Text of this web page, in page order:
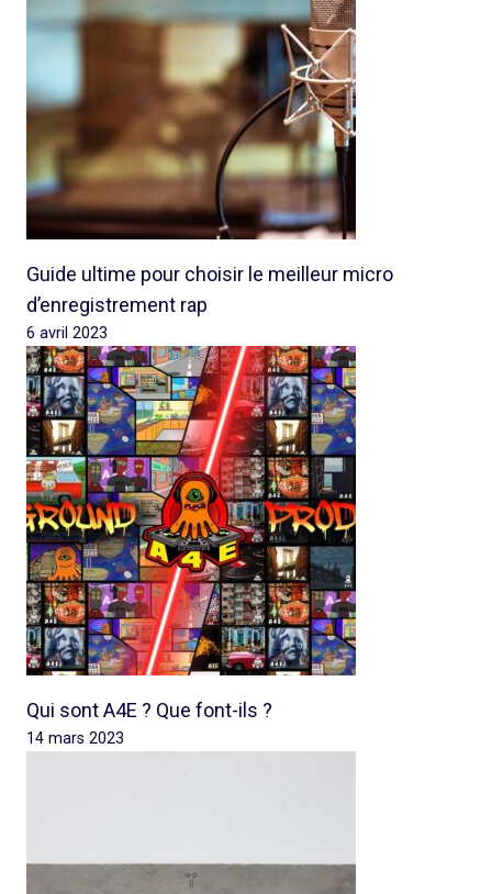
Guide ultime pour choisir le meilleur micro
d’enregistrement rap
6 avril 2023
Qui sont A4E ? Que font-ils ?
14 mars 2023